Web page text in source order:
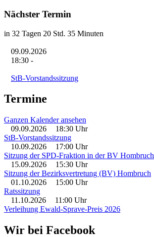
Nächster Termin
in 32 Tagen 20 Std. 35 Minuten
09.09.2026
18:30 -
StB-Vorstandssitzung
Termine
Ganzen Kalender ansehen
09.09.2026
18:30 Uhr
StB-Vorstandssitzung
10.09.2026
17:00 Uhr
Sitzung der SPD-Fraktion in der BV Hombruch
15.09.2026
15:30 Uhr
Sitzung der Bezirksvertretung (BV) Hombruch
01.10.2026
15:00 Uhr
Ratssitzung
11.10.2026
11:00 Uhr
Verleihung Ewald-Sprave-Preis 2026
Wir bei Facebook